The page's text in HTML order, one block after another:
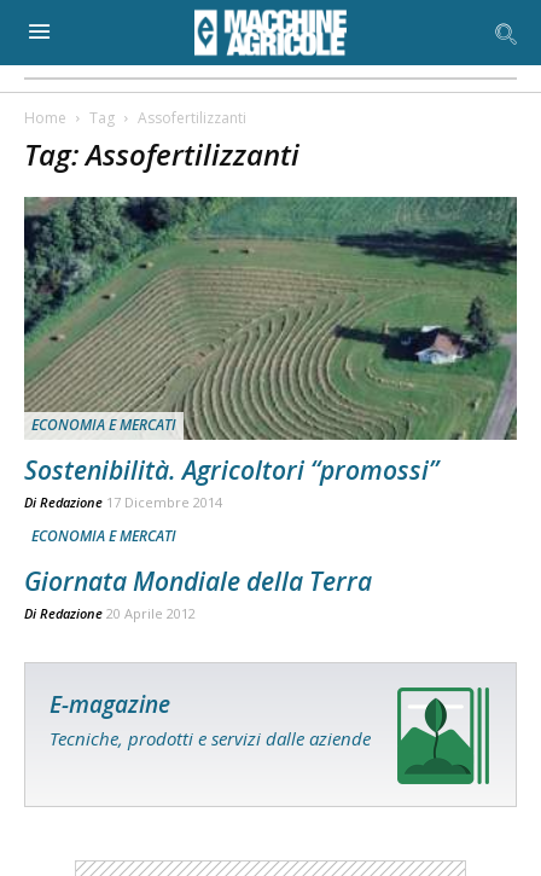
Home Tag Assofertilizzanti
Tag: Assofertilizzanti
ECONOMIA E MERCATI
Sostenibilità. Agricoltori “promossi”
Di Redazione 17 Dicembre 2014
ECONOMIA E MERCATI
Giornata Mondiale della Terra
Di Redazione 20 Aprile 2012
E-magazine
Tecniche, prodotti e servizi dalle aziende